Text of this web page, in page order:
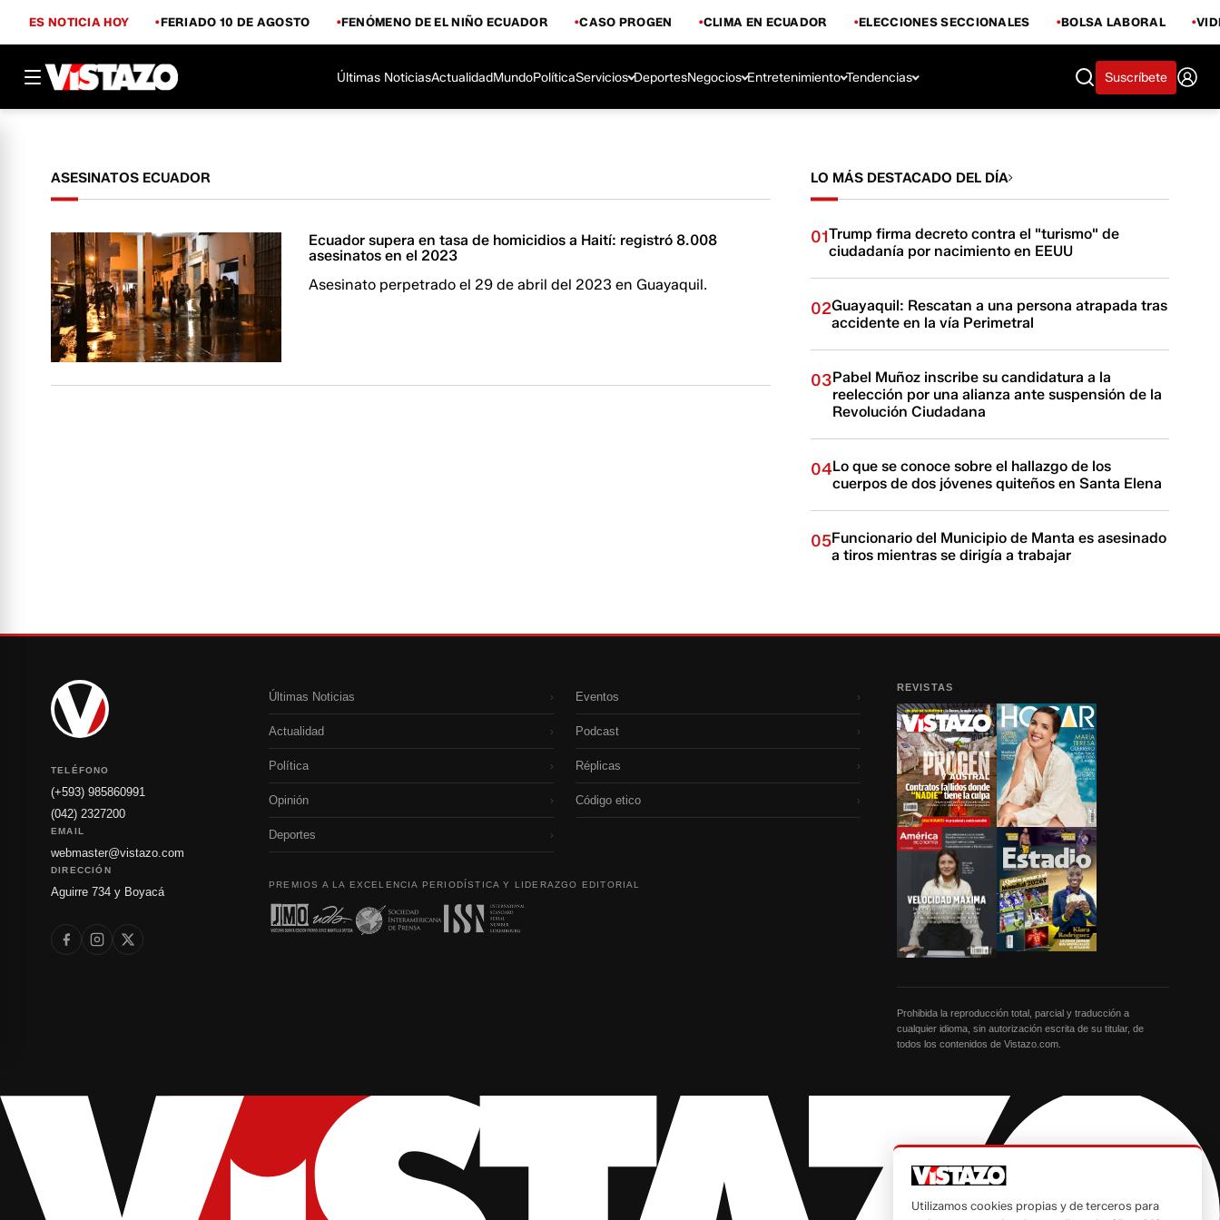
ES NOTICIA HOY FERIADO 10 DE AGOSTO FENÓMENO DE EL NIÑO ECUADOR CASO PROGEN CLIMA EN ECUADOR ELECCIONES SECCIONALES BOLSA LABORAL
Últimas NoticiasActualidadMundoPolíticaServicios DeportesNegocios Entretenimiento Tendencias Suscríbete
ASESINATOS ECUADOR
Ecuador supera en tasa de homicidios a Haití: registró 8.008
asesinatos en el 2023
Asesinato perpetrado el 29 de abril del 2023 en Guayaquil.
LO MÁS DESTACADO DEL DÍA
01Trump firma decreto contra el "turismo" de
ciudadanía por nacimiento en EEUU
02Guayaquil: Rescatan a una persona atrapada tras
accidente en la vía Perimetral
03Pabel Muñoz inscribe su candidatura a la
reelección por una alianza ante suspensión de la
Revolución Ciudadana
04Lo que se conoce sobre el hallazgo de los
cuerpos de dos jóvenes quiteños en Santa Elena
05Funcionario del Municipio de Manta es asesinado
a tiros mientras se dirigía a trabajar
TELÉFONO
(+593) 985860991
(042) 2327200
EMAIL
webmaster@vistazo.com
DIRECCIÓN
Aguirre 734 y Boyacá
Últimas Noticias ›
Actualidad ›
Política ›
Opinión ›
Deportes ›
Eventos ›
Podcast ›
Réplicas ›
Código etico ›
PREMIOS A LA EXCELENCIA PERIODÍSTICA Y LIDERAZGO EDITORIAL
REVISTAS
Prohibida la reproducción total, parcial y traducción a
cualquier idioma, sin autorización escrita de su titular, de
todos los contenidos de Vistazo.com.
Utilizamos cookies propias y de terceros para